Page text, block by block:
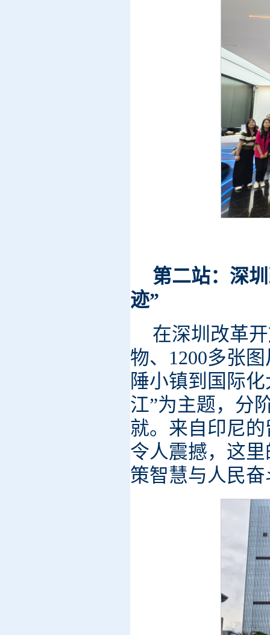
第二站：深
迹”
在深圳改革
物、1200多张
陲小镇到国际
江”为主题，分
就。来自印尼
令人震撼，这
策智慧与人民奋